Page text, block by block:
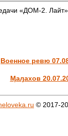
«ДОМ-2.
Военное ревю
Ӎаԓахов
© 2017-